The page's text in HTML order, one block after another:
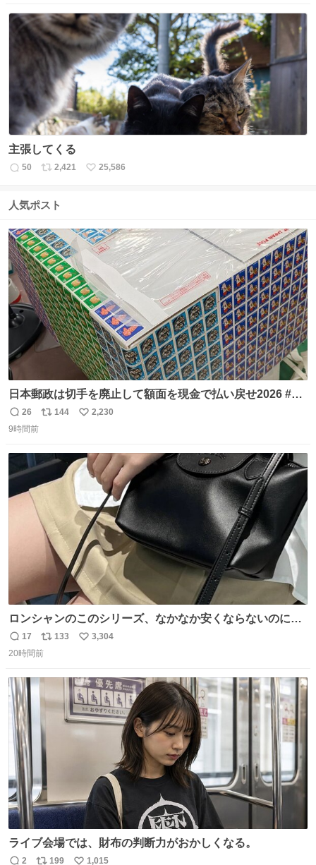
数
ス
ト
数
ね
数
主張してくる
返
数
50
リ
ス
数
2,421
い
25,586
人気ポスト
日本郵政は切手を廃止して額面を現金で払い戻せ2026 #日
本郵政 @JapanPostHD_PR
返
信
26
リ
ト
144
い
数
2,230
9時間前
ロンシャンのこのシリーズ、なかなか安くならないのにセ
ール価格になってる🖤✨レザーなのが反則級にかわいい。
持ってるだけでコーデが格上げされる。
返
信
17
リ
ポ
数
133
い
数
3,304
20時間前
ライブ会場では、財布の判断力がおかしくなる。
2 199 1,015